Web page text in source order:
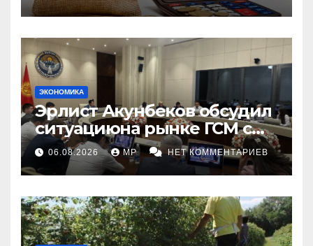
ЭКОНОМИКА
Эрлист Акунбеков обсудил
ситуациюна рынке ГСМ с
топливными компаниями
06.08.2026 MP НЕТ КОММЕНТАРИЕВ